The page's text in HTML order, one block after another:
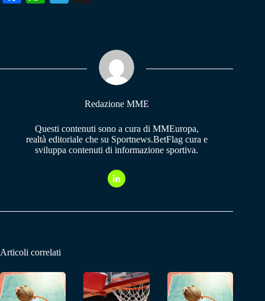
pp m
Redazione MME
Questi contenuti sono a cura di MMEuropa,
realtà editoriale che su Sportnews.BetFlag cura e
sviluppa contenuti di informazione sportiva.
Articoli correlati